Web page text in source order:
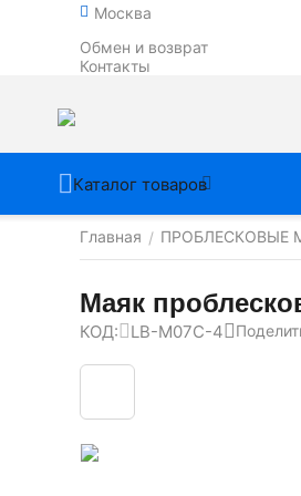
Москва
Обмен и возврат
Контакты
Каталог товаров
Главная / ПРОБЛЕСКОВЫЕ
Маяк
КОД: LB-M07C-4